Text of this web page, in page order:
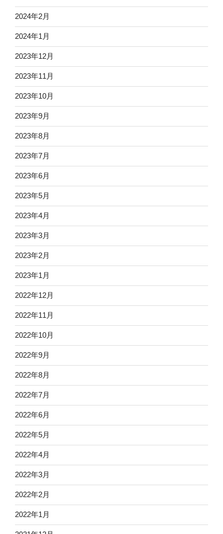
2024年2月
2024年1月
2023年12月
2023年11月
2023年10月
2023年9月
2023年8月
2023年7月
2023年6月
2023年5月
2023年4月
2023年3月
2023年2月
2023年1月
2022年12月
2022年11月
2022年10月
2022年9月
2022年8月
2022年7月
2022年6月
2022年5月
2022年4月
2022年3月
2022年2月
2022年1月